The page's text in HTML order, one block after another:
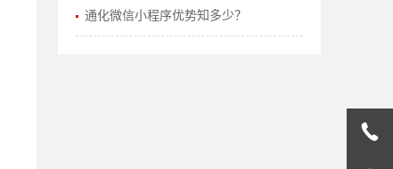
通化微信小程序优势知多少？